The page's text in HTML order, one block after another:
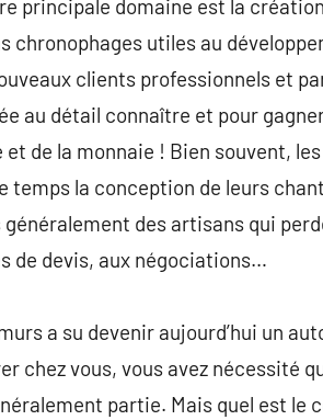
principale domaine est la
chronophages utiles au
clients professionnels et
au détail connaître et pour
de la monnaie ! Bien souvent,
la conception de leurs
des artisans qui
de devis, aux négociations…
a su devenir aujourd’hui un
chez vous, vous avez nécessité
partie. Mais quel est le